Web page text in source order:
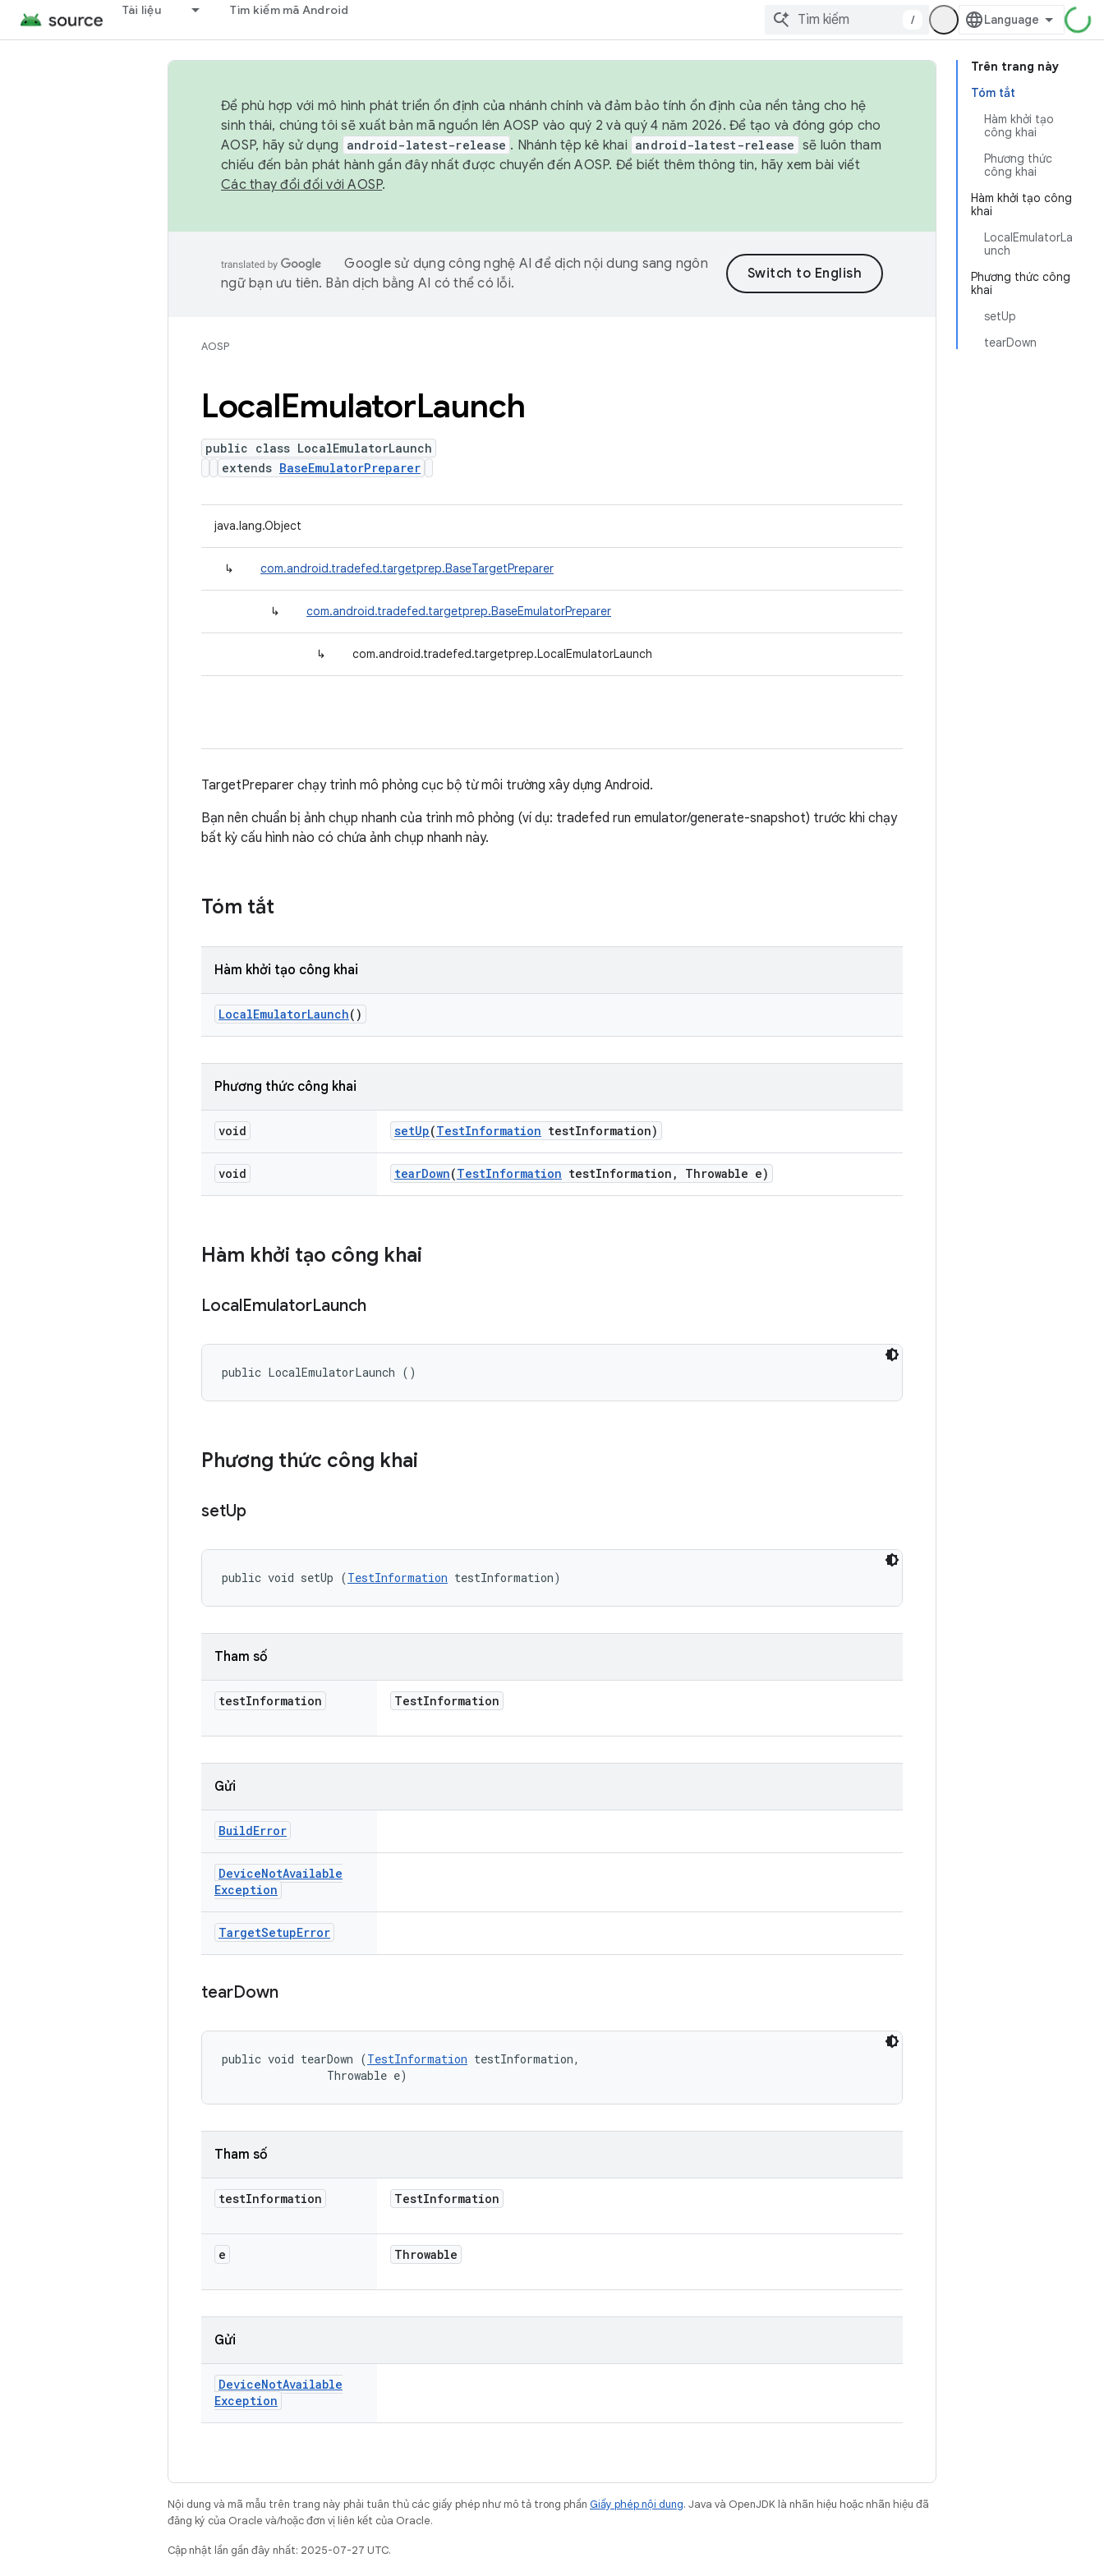
Tài liệu Tìm kiếm mã Android
/
Trên trang này
Tóm tắt
Hàm khởi tạo
công khai
Phương thức
công khai
Hàm khởi tạo công
khai
LocalEmulatorLa
unch
Phương thức công
khai
setUp
tearDown
Để phù hợp với mô hình phát triển ổn định của nhánh chính và đảm bảo tính ổn định của nền tảng cho hệ
sinh thái, chúng tôi sẽ xuất bản mã nguồn lên AOSP vào quý 2 và quý 4 năm 2026. Để tạo và đóng góp cho
AOSP, hãy sử dụng
android-latest-release . Nhánh tệp kê khai android-latest-release sẽ luôn tham
chiếu đến bản phát hành gần đây nhất được chuyển đến AOSP. Để biết thêm thông tin, hãy xem bài viết
Các thay đổi đối với AOSP.
Google sử dụng công nghệ AI để dịch nội dung sang ngôn
ngữ bạn ưu tiên. Bản dịch bằng AI có thể có lỗi.
AOSP
LocalEmulatorLaunch
public class LocalEmulatorLaunch
extends BaseEmulatorPreparer
java.lang.Object
↳ com.android.tradefed.targetprep.BaseTargetPreparer
↳ com.android.tradefed.targetprep.BaseEmulatorPreparer
↳ com.android.tradefed.targetprep.LocalEmulatorLaunch
TargetPreparer chạy trình mô phỏng cục bộ từ môi trường xây dựng Android.
Bạn nên chuẩn bị ảnh chụp nhanh của trình mô phỏng (ví dụ: tradefed run emulator/generate-snapshot) trước khi chạy
bất kỳ cấu hình nào có chứa ảnh chụp nhanh này.
Tóm tắt
Hàm khởi tạo công khai
LocalEmulatorLaunch()
Phương thức công khai
void setUp(TestInformation testInformation)
void tearDown(TestInformation testInformation , Throwable e)
Hàm khởi tạo công khai
LocalEmulatorLaunch
public LocalEmulatorLaunch ()
Phương thức công khai
setUp
public void setUp (TestInformation testInformation)
Tham số
testInformation TestInformation
Gửi
BuildError
DeviceNotAvailable
Exception
TargetSetupError
tearDown
public void tearDown (TestInformation testInformation,
                Throwable e)
Tham số
testInformation TestInformation
e Throwable
Gửi
DeviceNotAvailable
Exception
Nội dung và mã mẫu trên trang này phải tuân thủ các giấy phép như mô tả trong phần Giấy phép nội dung. Java và OpenJDK là nhãn hiệu hoặc nhãn hiệu đã
đăng ký của Oracle và/hoặc đơn vị liên kết của Oracle.
Cập nhật lần gần đây nhất: 2025-07-27 UTC.